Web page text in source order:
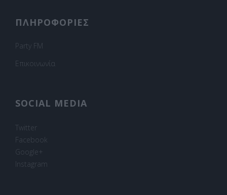
ΠΛΗΡΟΦΟΡΙΕΣ
Party FM
Επικοινωνία
SOCIAL MEDIA
Twitter
Facebook
Google+
Instagram